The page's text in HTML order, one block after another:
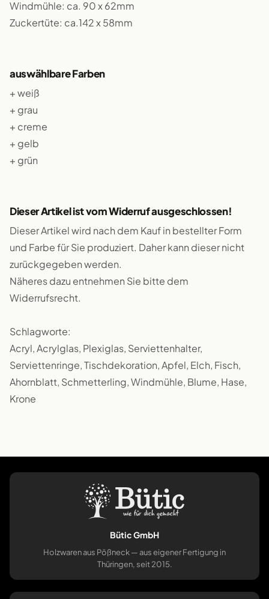
Windmühle: ca. 90 x 62mm
Zuckertüte: ca.142 x 58mm
auswählbare Farben
+ weiß
+ grau
+ creme
+ gelb
+ grün
Dieser Artikel ist vom Widerruf ausgeschlossen!
Dieser Artikel wird nach dem Kauf in bestellter Form
und Farbe für Sie produziert. Daher kann dieser nicht
zurückgegeben werden.
Näheres dazu entnehmen Sie bitte dem
Widerrufsrecht.
Schlagworte:
Acryl, Acrylglas, Plexiglas, Serviettenhalter,
Serviettenringe, Tischdekoration, Apfel, Elch, Fisch,
Ahornblatt, Schmetterling, Windmühle, Blume, Hase,
Krone
Bütic GmbH
Holzwaren aus Pößneck — aus eigener Fertigung in
Thüringen, seit 2015.